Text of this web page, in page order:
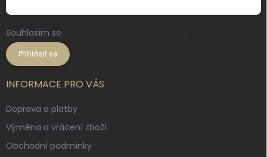
Souhlasím se .
Přihlásit se
INFORMACE PRO VÁS
Doprava a platby
Výměna a vrácení zboží
Obchodní podmínky